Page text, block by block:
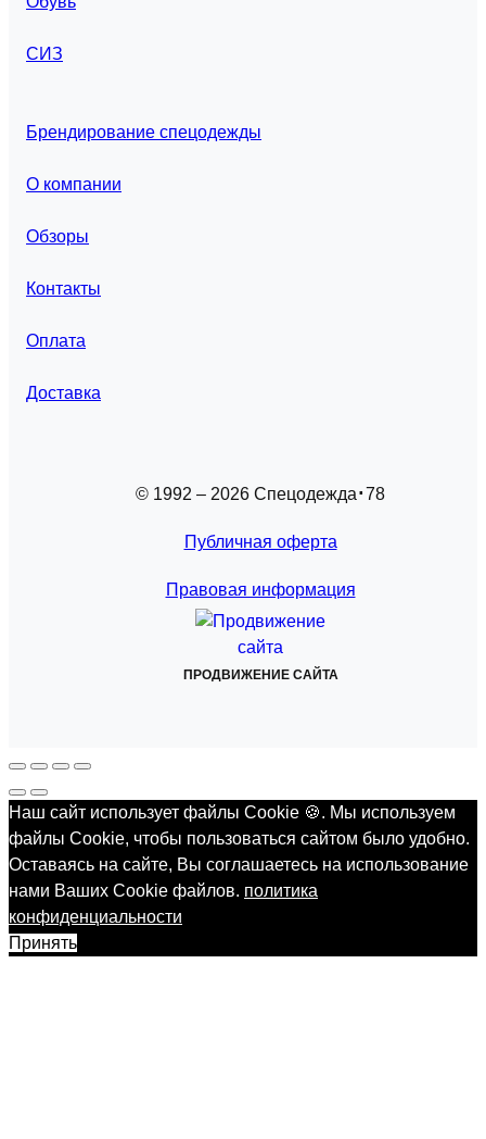
СИЗ
Брендирование спецодежды
О компании
Обзоры
Контакты
Оплата
Доставка
© 1992 – 2026 Спецодежда 78
Публичная оферта
Правовая информация
ПРОДВИЖЕНИЕ САЙТА
Наш сайт использует файлы Cookie 🍪. Мы используем
файлы Cookie, чтобы пользоваться сайтом было удобно.
Оставаясь на сайте, Вы соглашаетесь на использование
нами Ваших Cookie файлов. политика
конфиденциальности
Принять